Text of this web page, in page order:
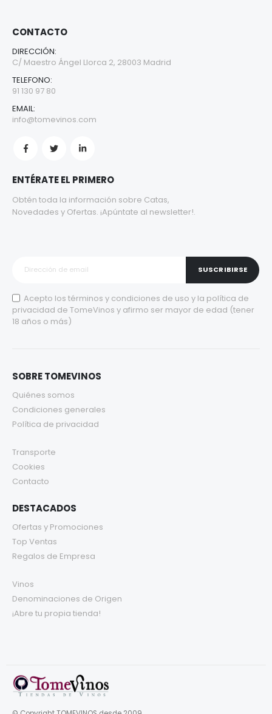
CONTACTO
DIRECCIÓN:
C/ Maestro Ángel Llorca 2, 28003 Madrid
TELEFONO:
91 130 97 80
EMAIL:
info@tomevinos.com
ENTÉRATE EL PRIMERO
Obtén toda la información sobre Catas,
Novedades y Ofertas. ¡Apúntate al newsletter!.
SUSCRIBIRSE
Acepto los términos y condiciones de uso y la política de
privacidad de TomeVinos y afirmo ser mayor de edad (tener
18 años o más)
SOBRE TOMEVINOS
Quiénes somos
Condiciones generales
Política de privacidad
Transporte
Cookies
Contacto
DESTACADOS
Ofertas y Promociones
Top Ventas
Regalos de Empresa
Vinos
Denominaciones de Origen
¡Abre tu propia tienda!